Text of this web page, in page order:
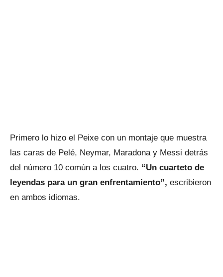
Primero lo hizo el Peixe con un montaje que muestra
las caras de Pelé, Neymar, Maradona y Messi detrás
del número 10 común a los cuatro. “Un cuarteto de
leyendas para un gran enfrentamiento”, escribieron
en ambos idiomas.